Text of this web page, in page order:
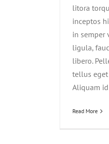
litora
inceptos
in semper
ligula,
libero.
tellus
Aliquam
Read More